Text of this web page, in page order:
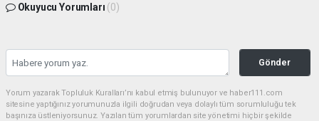
Okuyucu Yorumları (0)
Gönder
Yorum yazarak Topluluk Kuralları’nı kabul etmiş bulunuyor ve haber111.com
sitesine yaptığınız yorumunuzla ilgili doğrudan veya dolaylı tüm sorumluluğu tek
başınıza üstleniyorsunuz. Yazılan tüm yorumlardan site yönetimi hiçbir şekilde